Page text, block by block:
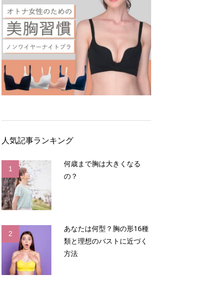
人気記事ランキング
1
何歳まで胸は大きくなる
の？
2
あなたは何型？胸の形16種
類と理想のバストに近づく
方法